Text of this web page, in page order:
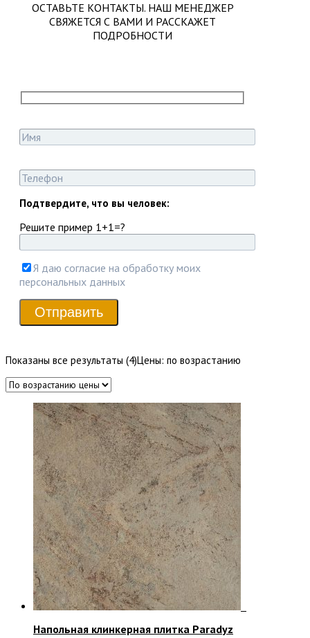
ОСТАВЬТЕ КОНТАКТЫ. НАШ МЕНЕДЖЕР
СВЯЖЕТСЯ С ВАМИ И РАССКАЖЕТ
ПОДРОБНОСТИ
Подтвердите, что вы человек:
Решите пример 1+1=?
Я даю согласие на обработку моих
персональных данных
Отправить
Показаны все результаты (4)Цены: по возрастанию
Напольная клинкерная плитка Paradyz